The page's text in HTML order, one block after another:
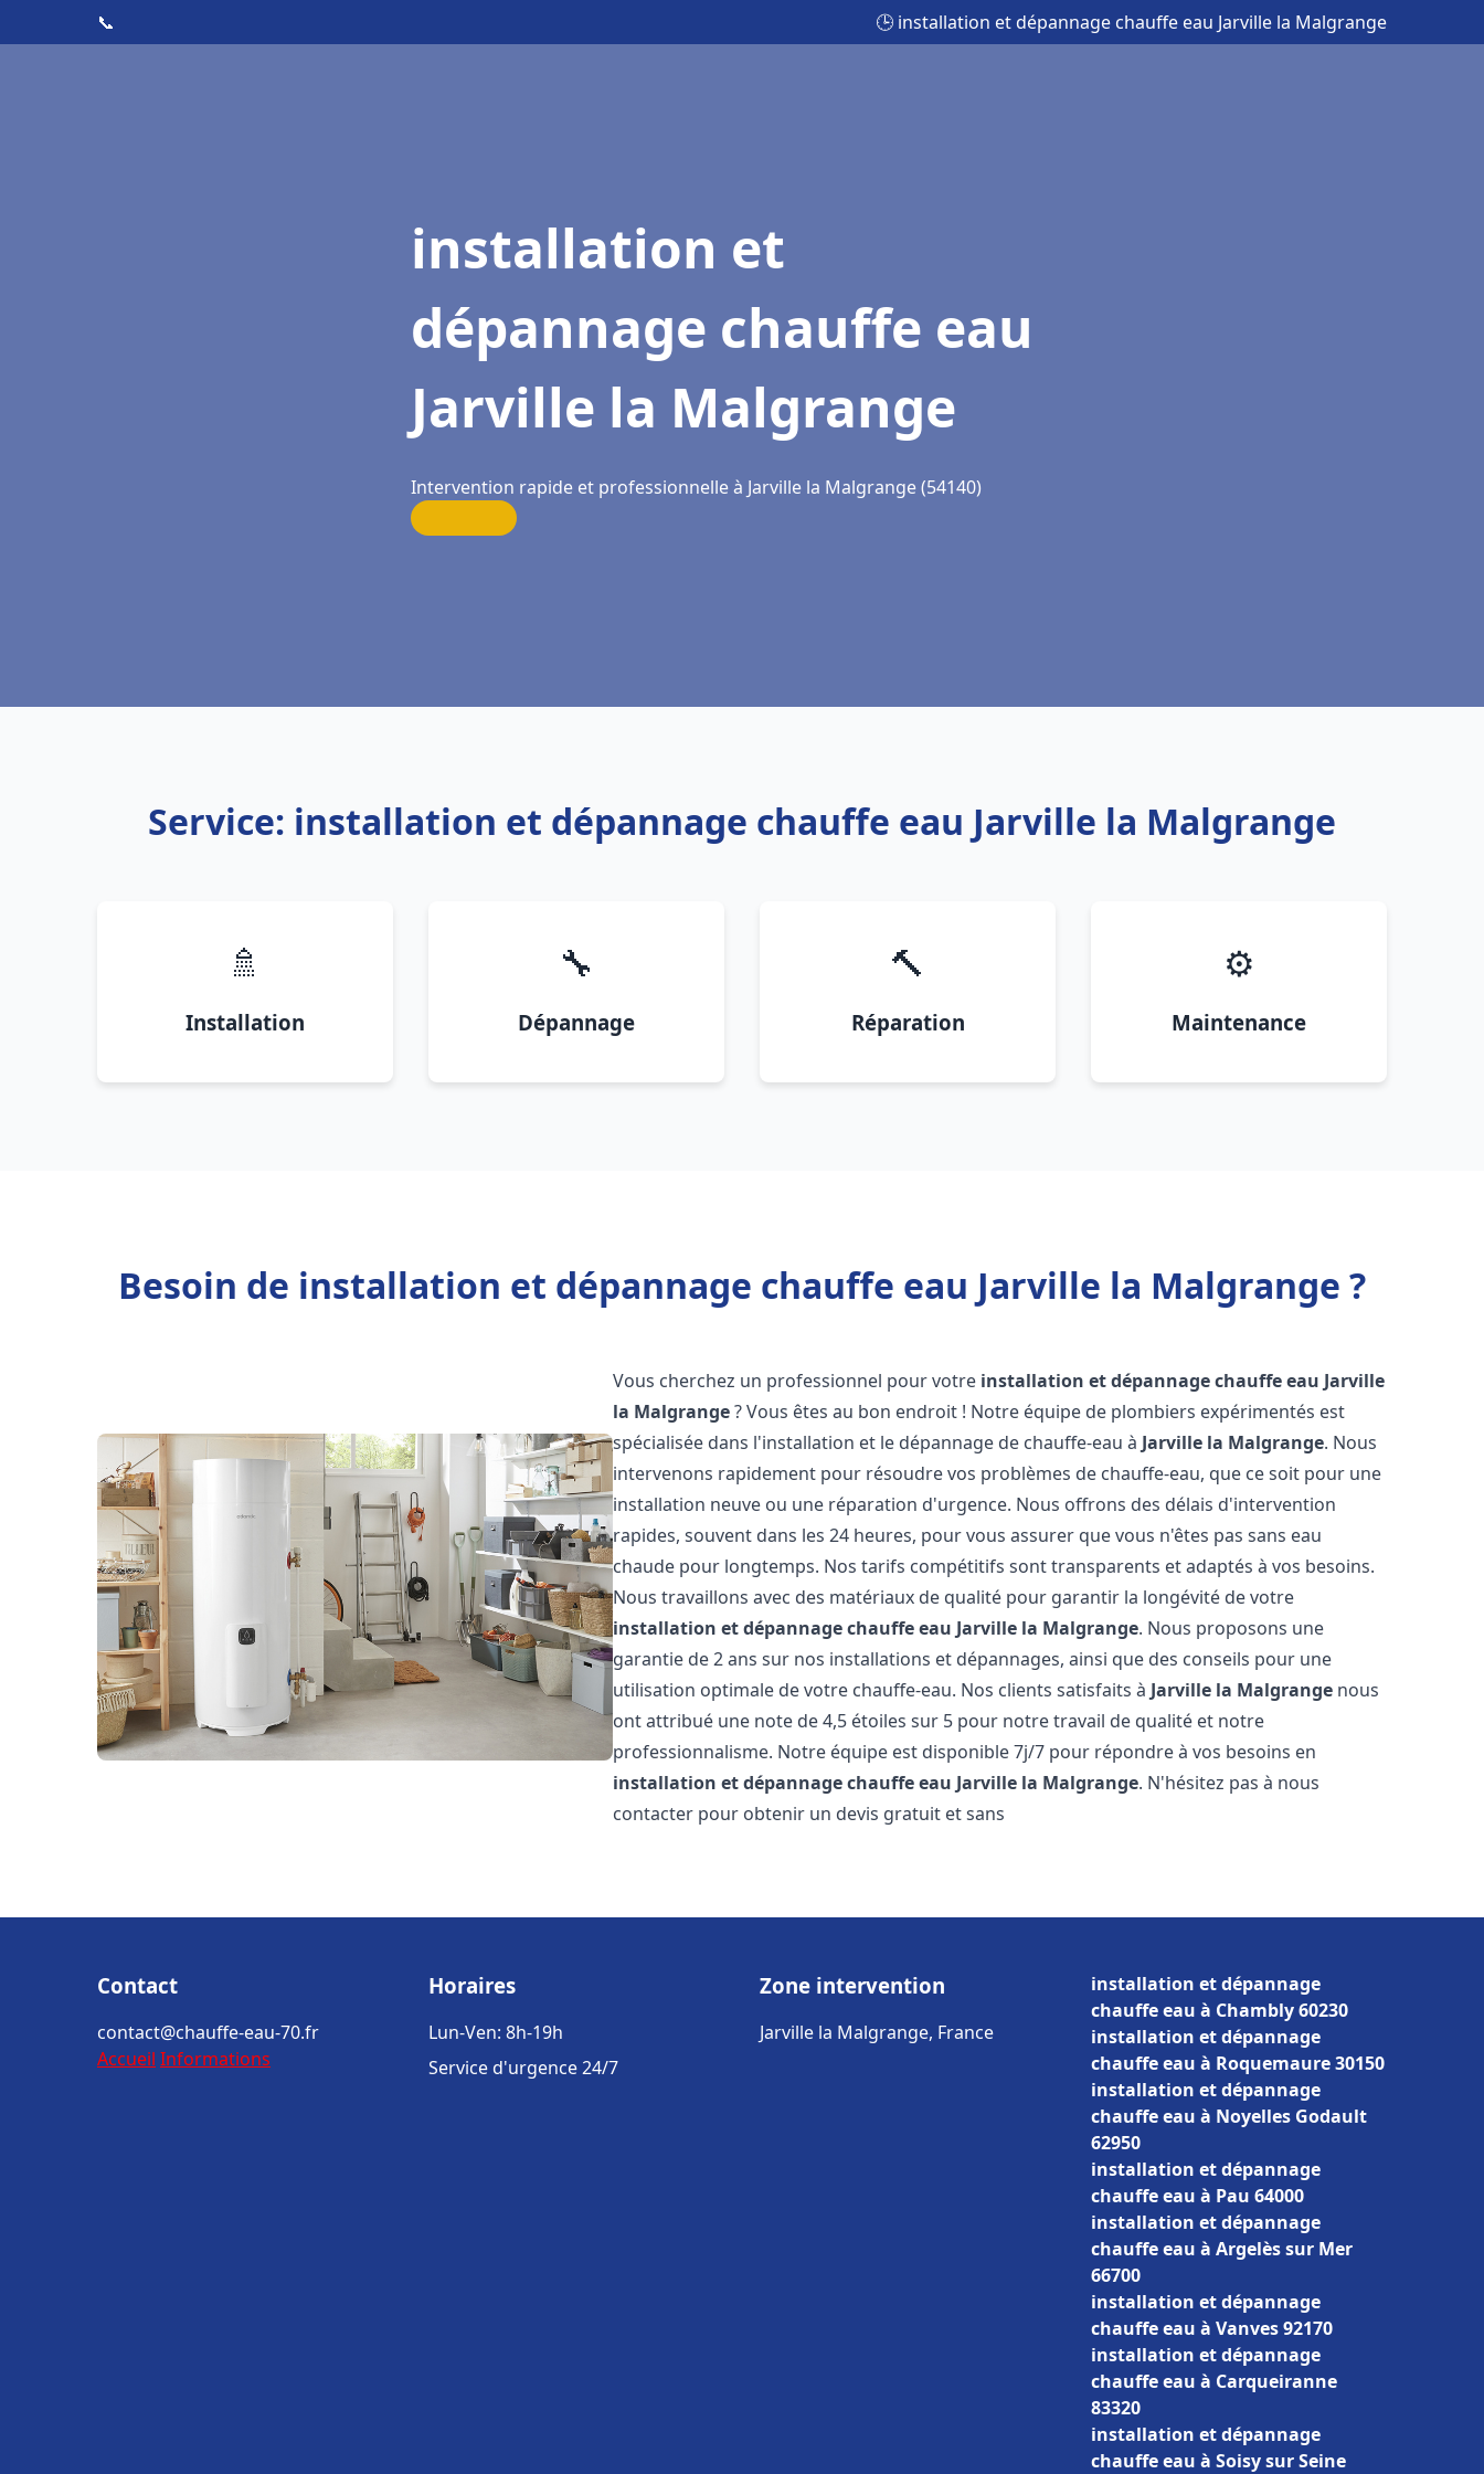
📞 🕒 installation et dépannage chauffe eau Jarville la Malgrange
installation et
dépannage chauffe eau
Jarville la Malgrange
Intervention rapide et professionnelle à Jarville la Malgrange (54140)
Service: installation et dépannage chauffe eau Jarville la Malgrange
🚿
Installation
🔧
Dépannage
🔨
Réparation
⚙️
Maintenance
Besoin de installation et dépannage chauffe eau Jarville la Malgrange ?
Vous cherchez un professionnel pour votre installation et dépannage chauffe eau Jarville
la Malgrange? Vous êtes au bon endroit ! Notre équipe de plombiers expérimentés est
spécialisée dans l'installation et le dépannage de chauffe-eau à Jarville la Malgrange. Nous
intervenons rapidement pour résoudre vos problèmes de chauffe-eau, que ce soit pour une
installation neuve ou une réparation d'urgence. Nous offrons des délais d'intervention
rapides, souvent dans les 24 heures, pour vous assurer que vous n'êtes pas sans eau
chaude pour longtemps. Nos tarifs compétitifs sont transparents et adaptés à vos besoins.
Nous travaillons avec des matériaux de qualité pour garantir la longévité de votre
installation et dépannage chauffe eau Jarville la Malgrange. Nous proposons une
garantie de 2 ans sur nos installations et dépannages, ainsi que des conseils pour une
utilisation optimale de votre chauffe-eau. Nos clients satisfaits à Jarville la Malgrange nous
ont attribué une note de 4,5 étoiles sur 5 pour notre travail de qualité et notre
professionnalisme. Notre équipe est disponible 7j/7 pour répondre à vos besoins en
installation et dépannage chauffe eau Jarville la Malgrange. N'hésitez pas à nous
contacter pour obtenir un devis gratuit et sans
Contact
contact@chauffe-eau-70.fr
Accueil Informations
Horaires
Lun-Ven: 8h-19h
Service d'urgence 24/7
Zone intervention
Jarville la Malgrange, France
installation et dépannage
chauffe eau à Chambly 60230
installation et dépannage
chauffe eau à Roquemaure 30150
installation et dépannage
chauffe eau à Noyelles Godault
62950
installation et dépannage
chauffe eau à Pau 64000
installation et dépannage
chauffe eau à Argelès sur Mer
66700
installation et dépannage
chauffe eau à Vanves 92170
installation et dépannage
chauffe eau à Carqueiranne
83320
installation et dépannage
chauffe eau à Soisy sur Seine